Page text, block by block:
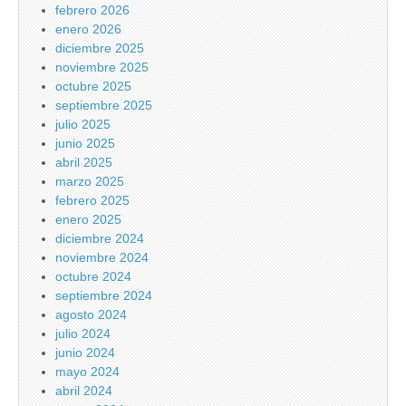
febrero 2026
enero 2026
diciembre 2025
noviembre 2025
octubre 2025
septiembre 2025
julio 2025
junio 2025
abril 2025
marzo 2025
febrero 2025
enero 2025
diciembre 2024
noviembre 2024
octubre 2024
septiembre 2024
agosto 2024
julio 2024
junio 2024
mayo 2024
abril 2024